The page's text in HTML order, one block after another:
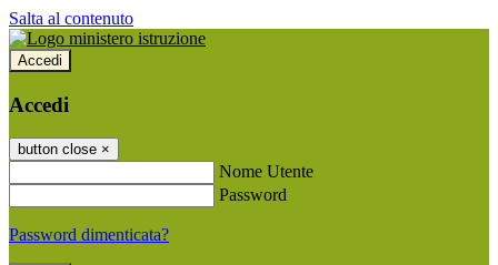
Salta al contenuto
Accedi
Accedi
button close ×
Nome Utente
Password
Password dimenticata?